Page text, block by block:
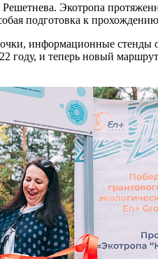
Экотропа
подготовка к
информационные
году, и теперь новый